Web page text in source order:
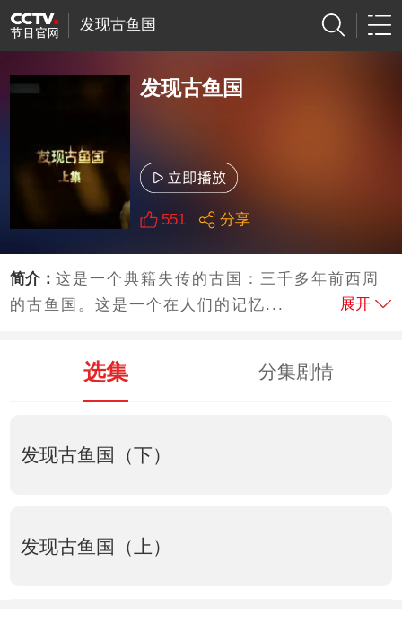
发现古鱼国
发现古鱼国
551 分享
简介：这是一个典籍失传的古国：三千多年前西周
的古鱼国。这是一个在人们的记忆...
展开
选集 分集剧情
发现古鱼国（下）
发现古鱼国（上）